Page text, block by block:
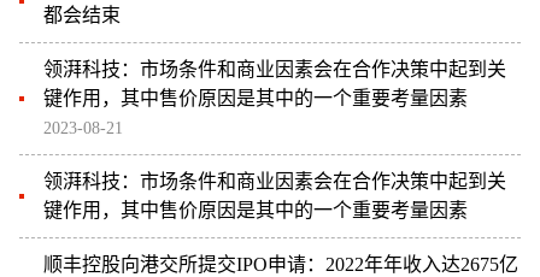
都会结束
领湃科技：市场条件和商业因素会在合作决策中起到关
键作用，其中售价原因是其中的一个重要考量因素
2023-08-21
领湃科技：市场条件和商业因素会在合作决策中起到关
键作用，其中售价原因是其中的一个重要考量因素
顺丰控股向港交所提交IPO申请：2022年年收入达2675亿